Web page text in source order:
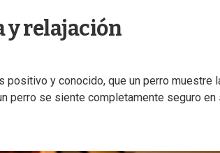
y relajación
positivo y conocido, que un perro muestre
perro se siente completamente seguro